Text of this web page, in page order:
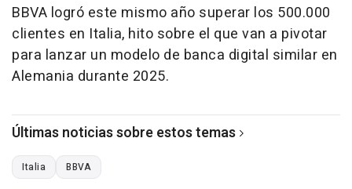
BBVA logró este mismo año superar los 500.000
clientes en Italia, hito sobre el que van a pivotar
para lanzar un modelo de banca digital similar en
Alemania durante 2025.
Últimas noticias sobre estos temas
Italia BBVA